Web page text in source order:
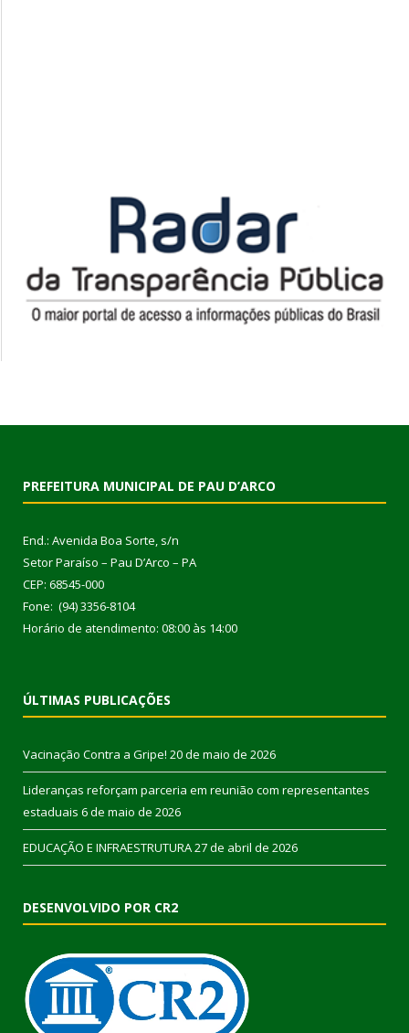
PREFEITURA MUNICIPAL DE PAU D’ARCO
End.: Avenida Boa Sorte, s/n
Setor Paraíso – Pau D’Arco – PA
CEP: 68545-000
Fone: (94) 3356-8104
Horário de atendimento: 08:00 às 14:00
ÚLTIMAS PUBLICAÇÕES
Vacinação Contra a Gripe! 20 de maio de 2026
Lideranças reforçam parceria em reunião com representantes
estaduais 6 de maio de 2026
EDUCAÇÃO E INFRAESTRUTURA27 de abril de 2026
DESENVOLVIDO POR CR2